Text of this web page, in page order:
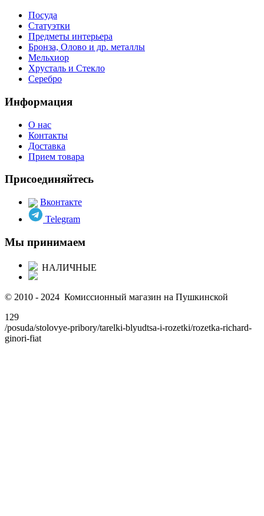
Посуда
Статуэтки
Предметы интерьера
Бронза, Олово и др. металлы
Мельхиор
Хрусталь и Стекло
Серебро
Информация
О нас
Контакты
Доставка
Прием товара
Присоединяйтесь
Вконтакте
Telegram
Мы принимаем
НАЛИЧНЫЕ
© 2010 - 2024 Комиссионный магазин на Пушкинской
129
/posuda/stolovye-pribory/tarelki-blyudtsa-i-rozetki/rozetka-richard-
ginori-fiat